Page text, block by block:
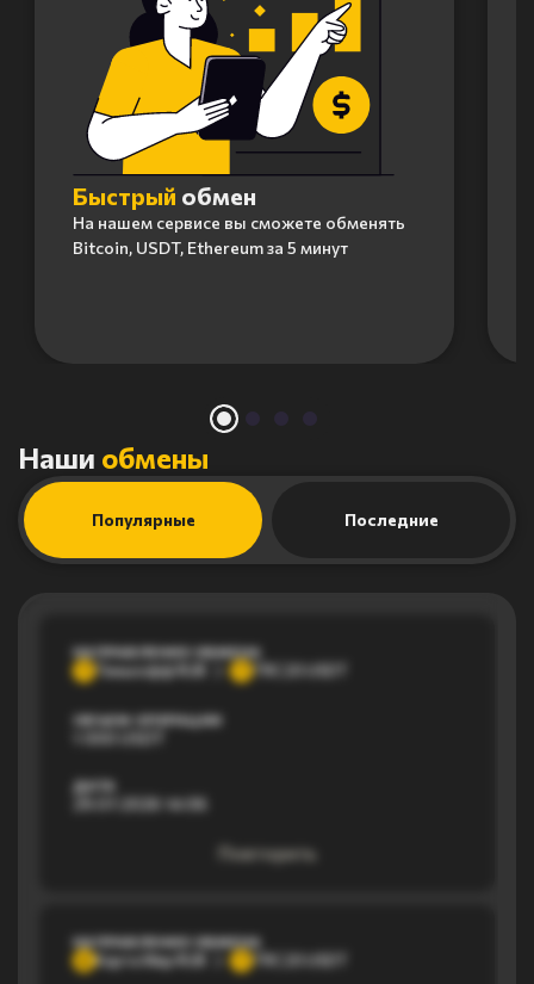
Быстрый обмен
На нашем сервисе вы сможете обменять
Bitcoin, USDT, Ethereum за 5 минут
Наши обмены
Популярные Последние
НАПРАВЛЕНИЕ ОБМЕНА
Т
Тинькофф RUB
ОБЪЕМ ОПЕРАЦИИ
ДАТА
29.07.2026 14:06
Повторить
НАПРАВЛЕНИЕ ОБМЕНА
Карта Мир RUB